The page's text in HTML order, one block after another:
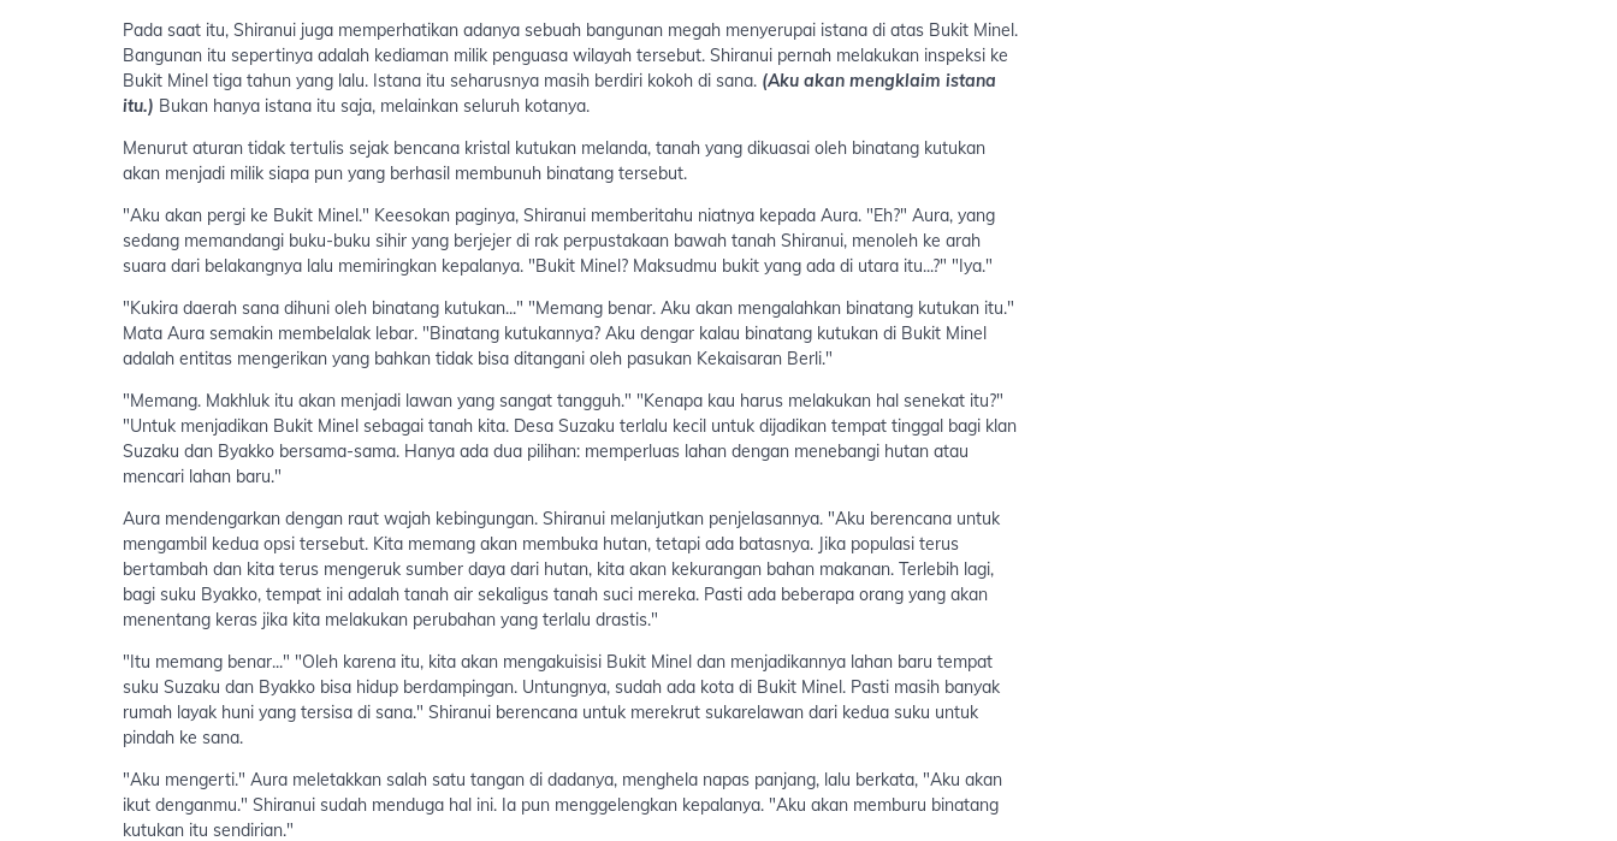
Pada saat itu, Shiranui juga memperhatikan adanya sebuah bangunan megah menyerupai istana di atas Bukit Minel.
Bangunan itu sepertinya adalah kediaman milik penguasa wilayah tersebut. Shiranui pernah melakukan inspeksi ke
Bukit Minel tiga tahun yang lalu. Istana itu seharusnya masih berdiri kokoh di sana. (Aku akan mengklaim istana
itu.) Bukan hanya istana itu saja, melainkan seluruh kotanya.
Menurut aturan tidak tertulis sejak bencana kristal kutukan melanda, tanah yang dikuasai oleh binatang kutukan
akan menjadi milik siapa pun yang berhasil membunuh binatang tersebut.
"Aku akan pergi ke Bukit Minel." Keesokan paginya, Shiranui memberitahu niatnya kepada Aura. "Eh?" Aura, yang
sedang memandangi buku-buku sihir yang berjejer di rak perpustakaan bawah tanah Shiranui, menoleh ke arah
suara dari belakangnya lalu memiringkan kepalanya. "Bukit Minel? Maksudmu bukit yang ada di utara itu...?" "Iya."
"Kukira daerah sana dihuni oleh binatang kutukan..." "Memang benar. Aku akan mengalahkan binatang kutukan itu."
Mata Aura semakin membelalak lebar. "Binatang kutukannya? Aku dengar kalau binatang kutukan di Bukit Minel
adalah entitas mengerikan yang bahkan tidak bisa ditangani oleh pasukan Kekaisaran Berli."
"Memang. Makhluk itu akan menjadi lawan yang sangat tangguh." "Kenapa kau harus melakukan hal senekat itu?"
"Untuk menjadikan Bukit Minel sebagai tanah kita. Desa Suzaku terlalu kecil untuk dijadikan tempat tinggal bagi klan
Suzaku dan Byakko bersama-sama. Hanya ada dua pilihan: memperluas lahan dengan menebangi hutan atau
mencari lahan baru."
Aura mendengarkan dengan raut wajah kebingungan. Shiranui melanjutkan penjelasannya. "Aku berencana untuk
mengambil kedua opsi tersebut. Kita memang akan membuka hutan, tetapi ada batasnya. Jika populasi terus
bertambah dan kita terus mengeruk sumber daya dari hutan, kita akan kekurangan bahan makanan. Terlebih lagi,
bagi suku Byakko, tempat ini adalah tanah air sekaligus tanah suci mereka. Pasti ada beberapa orang yang akan
menentang keras jika kita melakukan perubahan yang terlalu drastis."
"Itu memang benar..." "Oleh karena itu, kita akan mengakuisisi Bukit Minel dan menjadikannya lahan baru tempat
suku Suzaku dan Byakko bisa hidup berdampingan. Untungnya, sudah ada kota di Bukit Minel. Pasti masih banyak
rumah layak huni yang tersisa di sana." Shiranui berencana untuk merekrut sukarelawan dari kedua suku untuk
pindah ke sana.
"Aku mengerti." Aura meletakkan salah satu tangan di dadanya, menghela napas panjang, lalu berkata, "Aku akan
ikut denganmu." Shiranui sudah menduga hal ini. Ia pun menggelengkan kepalanya. "Aku akan memburu binatang
kutukan itu sendirian."